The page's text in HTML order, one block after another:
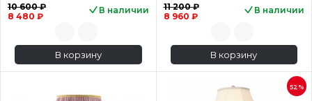
10 600 ₽
8 480 ₽
В наличии
В корзину
11 200 ₽
8 960 ₽
В наличии
В корзину
52%